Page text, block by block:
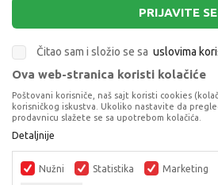
POLLINO BALETANKE BEIGE
BALETANKE
PRIJAVITE SE
Čitao sam i složio se sa uslovima
Terms of Serviceapply.
Ova web-stranica koristi kolačiće
Poštovani korisniče, naš sajt koristi cookies
korisničkog iskustva. Ukoliko nastavite da
prodavnicu slažete se sa upotrebom kolačića.
Detaljnije
Nužni Statistika Marketing